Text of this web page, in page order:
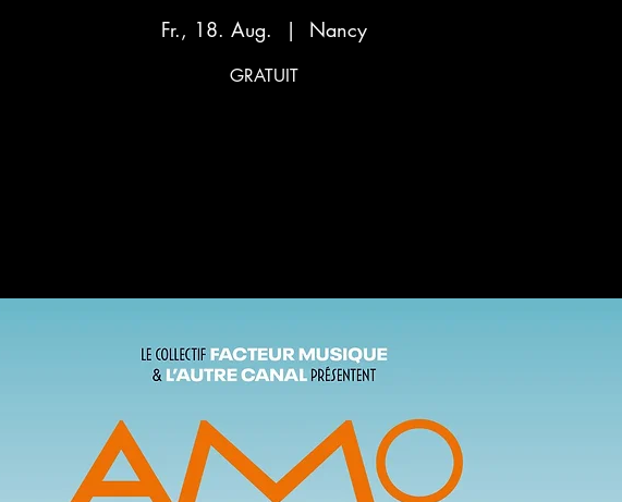
Fr., 18. Aug.
  |
Nancy
GRATUIT